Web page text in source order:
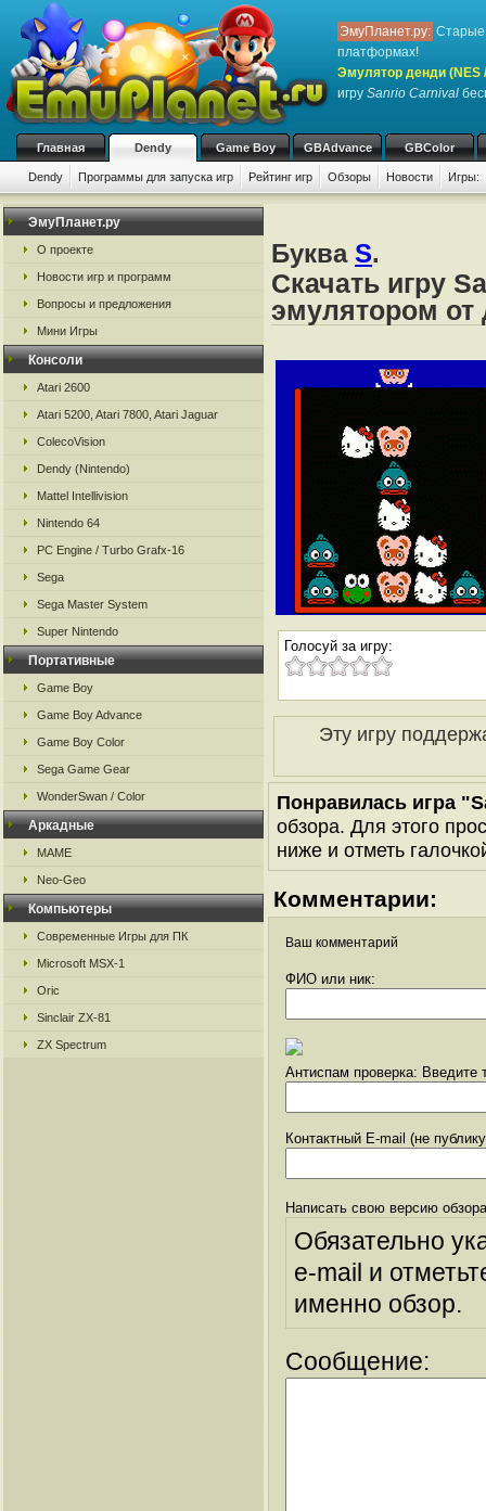
ЭмуПланет.ру: Старые
платформах!
Эмулятор денди (NES
игру Sanrio Carnival
Главная Dendy Game Boy GBAdvance GBColor
Dendy Программы для запуска игр Рейтинг игр Обзоры Новости Игры:
ЭмуПланет.ру
О проекте
Новости игр и программ
Вопросы и предложения
Мини Игры
Консоли
Atari 2600
Atari 5200, Atari 7800, Atari Jaguar
ColecoVision
Dendy (Nintendo)
Mattel Intellivision
Nintendo 64
PC Engine / Turbo Grafx-16
Sega
Sega Master System
Super Nintendo
Портативные
Game Boy
Game Boy Advance
Game Boy Color
Sega Game Gear
WonderSwan / Color
Аркадные
MAME
Neo-Geo
Компьютеры
Современные Игры для ПК
Microsoft MSX-1
Oric
Sinclair ZX-81
ZX Spectrum
Буква S.
Скачать игру
эмулятором от
Голосуй за игру:
Эту игру
Понравилась игра
обзора. Для этого
ниже и отметь
Комментарии:
Ваш комментарий
ФИО или ник:
Антиспам проверка: Введите
Контактный E-mail (не
Написать свою версию
Обязательно
e-mail и
именно обзор.
Сообщение: